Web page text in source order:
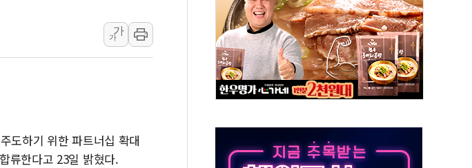
장동혁 "집값 올려놓고 국민만 잡아"
[속보] '해병 순직 책임' 임성근 전 사단장 항소심도 징역 3년 선고
부동산정책 정상화 특별위원회 전체회의서 발언하는 장동혁 대표
경찰, '강북구 오피스텔 살인' 50대 남성 구속 송치
전국 그늘막 4만개 육박 7년 새 7배 늘었다...폭염 대책비는 8.6배 증가
美·日 환율공조에 유럽 패싱… '유로화 팔아 엔화 부양' 사후 통보만
구리값 사상 최고치…'닥터 코퍼'가 말하는 경기 신호가 달라졌다
가
가
도하기 위한 파트너십 확대
류한다고 23일 밝혔다.